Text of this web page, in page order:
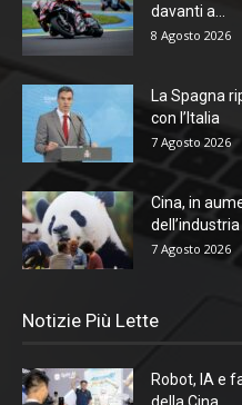
davanti a...
8 Agosto 2026
La Spagna
con l’Italia
7 Agosto 2026
Cina, in
7 Agosto 2026
Notizie Più Lette
Robot, IA e